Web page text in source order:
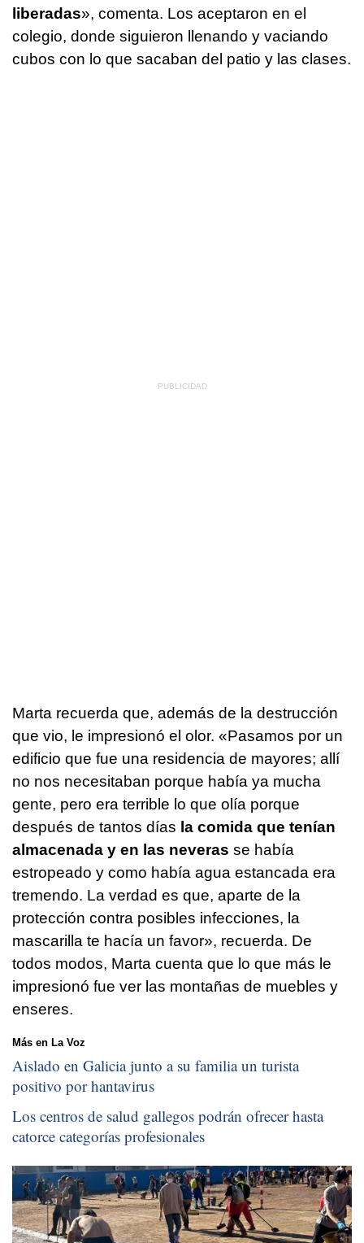
liberadas», comenta. Los aceptaron en el
colegio, donde siguieron llenando y vaciando
cubos con lo que sacaban del patio y las clases.
Marta recuerda que, además de la destrucción
que vio, le impresionó el olor. «Pasamos por un
edificio que fue una residencia de mayores; allí
no nos necesitaban porque había ya mucha
gente, pero era terrible lo que olía porque
después de tantos días la comida que tenían
almacenada y en las neveras se había
estropeado y como había agua estancada era
tremendo. La verdad es que, aparte de la
protección contra posibles infecciones, la
mascarilla te hacía un favor», recuerda. De
todos modos, Marta cuenta que lo que más le
impresionó fue ver las montañas de muebles y
enseres.
Más en La Voz
Aislado en Galicia junto a su familia un turista
positivo por hantavirus
Los centros de salud gallegos podrán ofrecer hasta
catorce categorías profesionales